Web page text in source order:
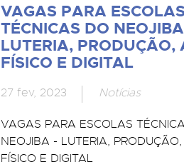
VAGAS PARA ESCOLAS
TÉCNICAS DO
LUTERIA, PRODUÇÃO,
FÍSICO E DIGITAL
27 fev, 2023 Notícias
VAGAS PARA ESCOLAS
NEOJIBA - LUTERIA,
FÍSICO E DIGITAL